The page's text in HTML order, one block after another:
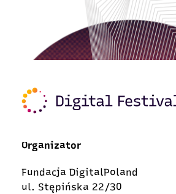
Organizator
Fundacja DigitalPoland
ul. Stępińska 22/30